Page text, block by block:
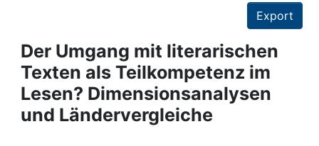
Projects
People
Institutions
Export
Der Umgang mit literarischen
Texten als Teilkompetenz im
Lesen? Dimensionsanalysen
und Ländervergleiche